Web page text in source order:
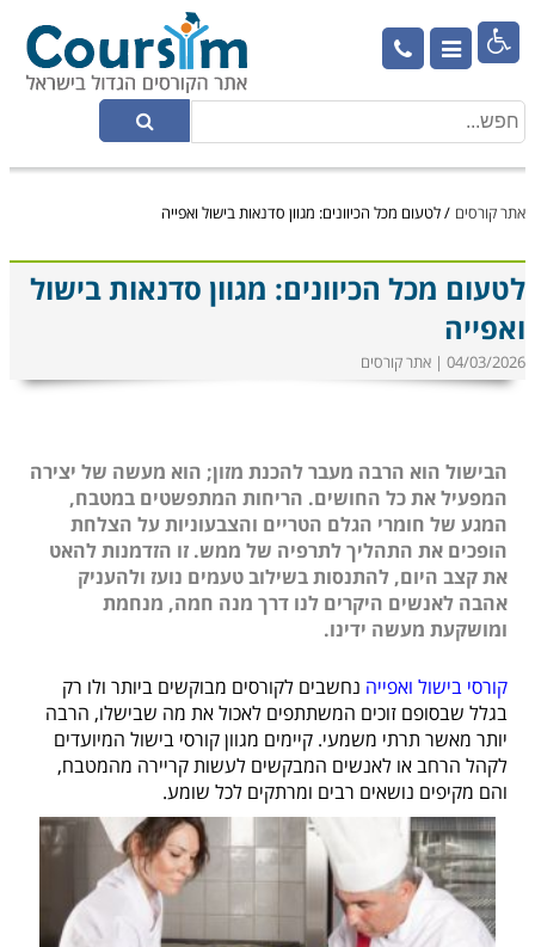

אתר קורסים /לטעום מכל הכיוונים: מגוון סדנאות בישול ואפייה
לטעום מכל הכיוונים: מגוון סדנאות בישול
ואפייה
04/03/2026 | אתר קורסים
הבישול הוא הרבה מעבר להכנת מזון; הוא מעשה של יצירה
המפעיל את כל החושים. הריחות המתפשטים במטבח,
המגע של חומרי הגלם הטריים והצבעוניות על הצלחת
הופכים את התהליך לתרפיה של ממש. זו הזדמנות להאט
את קצב היום, להתנסות בשילוב טעמים נועז ולהעניק
אהבה לאנשים היקרים לנו דרך מנה חמה, מנחמת
ומושקעת מעשה ידינו.
קורסי בישול ואפייה נחשבים לקורסים מבוקשים ביותר ולו רק
בגלל שבסופם זוכים המשתתפים לאכול את מה שבישלו, הרבה
יותר מאשר תרתי משמעי. קיימים מגוון קורסי בישול המיועדים
לקהל הרחב או לאנשים המבקשים לעשות קריירה מהמטבח,
והם מקיפים נושאים רבים ומרתקים לכל שומע.